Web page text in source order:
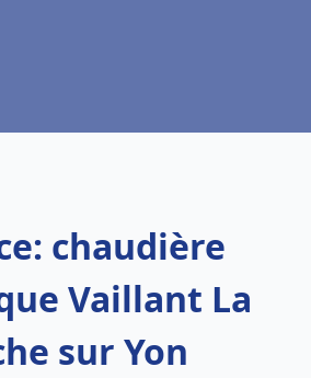
chaudière
Vaillant La
sur Yon